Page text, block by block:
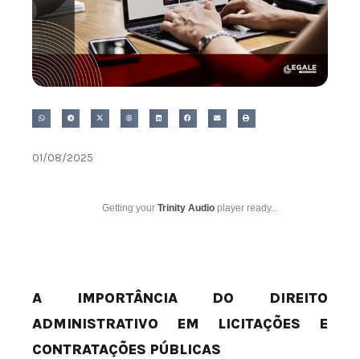
01/08/2025
Getting your Trinity Audio player ready...
A IMPORTÂNCIA DO DIREITO
ADMINISTRATIVO EM LICITAÇÕES E
CONTRATAÇÕES PÚBLICAS